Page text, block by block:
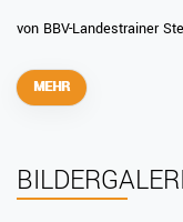
von BBV-Landestrainer
MEHR